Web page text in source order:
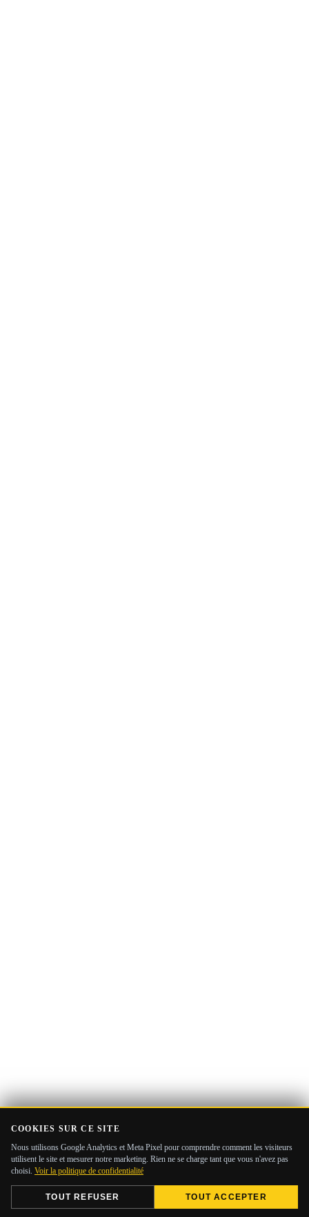
COOKIES SUR CE SITE
Nous utilisons Google Analytics et Meta Pixel pour comprendre comment les visiteurs
utilisent le site et mesurer notre marketing. Rien ne se charge tant que vous n'avez pas
choisi. Voir la politique de confidentialité
TOUT REFUSER TOUT ACCEPTER